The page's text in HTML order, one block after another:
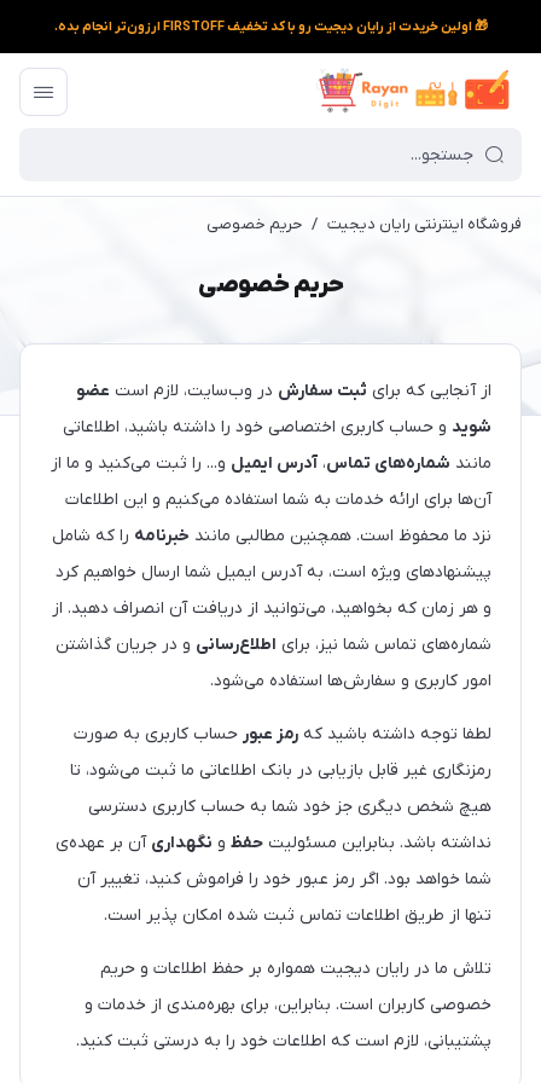
🎁 اولین خریدت از رایان دیجیت رو با کد تخفیف FIRSTOFF ارزون‌تر انجام بده.
فروشگاه اینترنتی رایان دیجیت / حریم خصوصی
حریم خصوصی
از آنجایی که برای ثبت سفارش در وب‌سایت، لازم است عضو
شوید و حساب کاربری اختصاصی خود را داشته باشید، اطلاعاتی
مانند شماره‌های تماس، آدرس ایمیل و... را ثبت می‌کنید و ما از
آن‌ها برای ارائه خدمات به شما استفاده می‌کنیم و این اطلاعات
نزد ما محفوظ است. همچنین مطالبی مانند خبرنامه را که شامل
پیشنهادهای ویژه است، به آدرس ایمیل شما ارسال خواهیم کرد
و هر زمان که بخواهید، می‌توانید از دریافت آن انصراف دهید. از
شماره‌های تماس شما نیز، برای اطلاع‌رسانی و در جریان گذاشتن
امور کاربری و سفارش‌ها استفاده می‌شود.
لطفا توجه داشته باشید که رمز عبور حساب کاربری به صورت
رمزنگاری غیر قابل بازیابی در بانک اطلاعاتی ما ثبت می‌شود، تا
هیچ شخص دیگری جز خود شما به حساب کاربری دسترسی
نداشته باشد. بنابراین مسئولیت حفظ و نگهداری آن بر عهده‌ی
شما خواهد بود. اگر رمز عبور خود را فراموش کنید، تغییر آن
تنها از طریق اطلاعات تماس ثبت شده امکان پذیر است.
تلاش ما در رایان دیجیت همواره بر حفظ اطلاعات و حریم
خصوصی کاربران است. بنابراین، برای بهره‌مندی از خدمات و
پشتیبانی، لازم است که اطلاعات خود را به درستی ثبت کنید.